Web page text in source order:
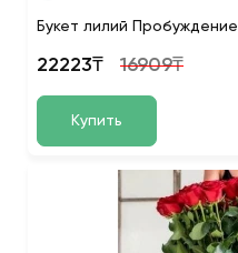
Букет лилий Пробуждение
22223₸ 16909₸
Купить